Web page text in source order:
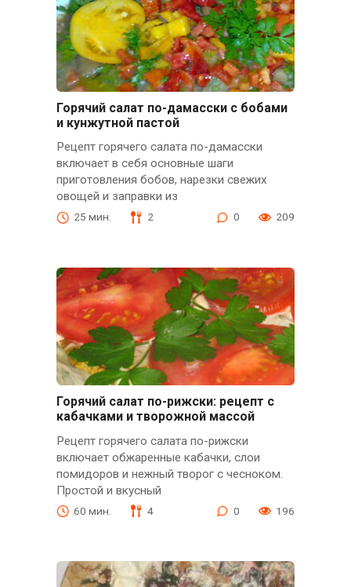
Горячий салат по-дамасски с бобами
и кунжутной пастой
Рецепт горячего салата по-дамасски
включает в себя основные шаги
приготовления бобов, нарезки свежих
овощей и заправки из
25 мин. 2 0 209
Горячий салат по-рижски: рецепт с
кабачками и творожной массой
Рецепт горячего салата по-рижски
включает обжаренные кабачки, слои
помидоров и нежный творог с чесноком.
Простой и вкусный
60 мин. 4 0 196